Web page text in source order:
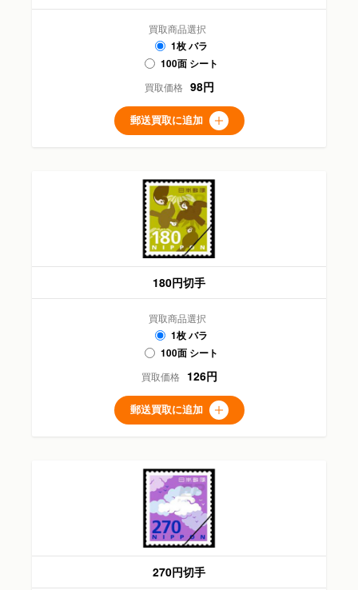
買取商品選択
1枚 バラ
100面 シート
買取価格 98円
郵送買取に追加
180円切手
買取商品選択
1枚 バラ
100面 シート
買取価格
126円
郵送買取に追加
270円切手